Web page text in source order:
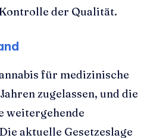
der Qualität.
für medizinische
zugelassen, und die
weitergehende
aktuelle Gesetzeslage